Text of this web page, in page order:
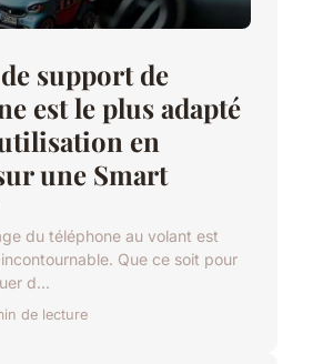
support de
est le plus adapté
en
une Smart
du téléphone au volant est
Que ce soit pour
d...
de lecture